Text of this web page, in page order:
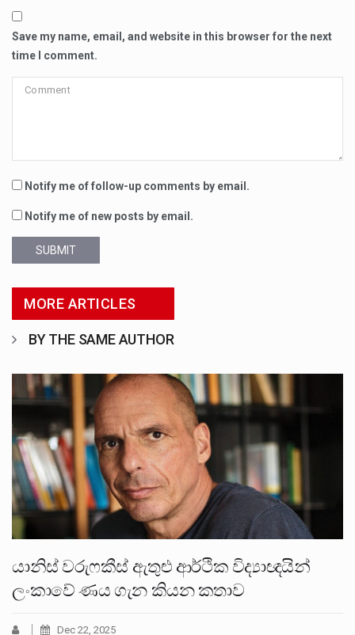
Save my name, email, and website in this browser for the next
time I comment.
Notify me of follow-up comments by email.
Notify me of new posts by email.
SUBMIT
MORE ARTICLES
BY THE SAME AUTHOR
යානිස් වරුෆකීස් ඇතුළු ආර්ථික විද්‍යාඥයින්
ලංකාවේ ණය ගැන කියන කතාව
Dec 22, 2025